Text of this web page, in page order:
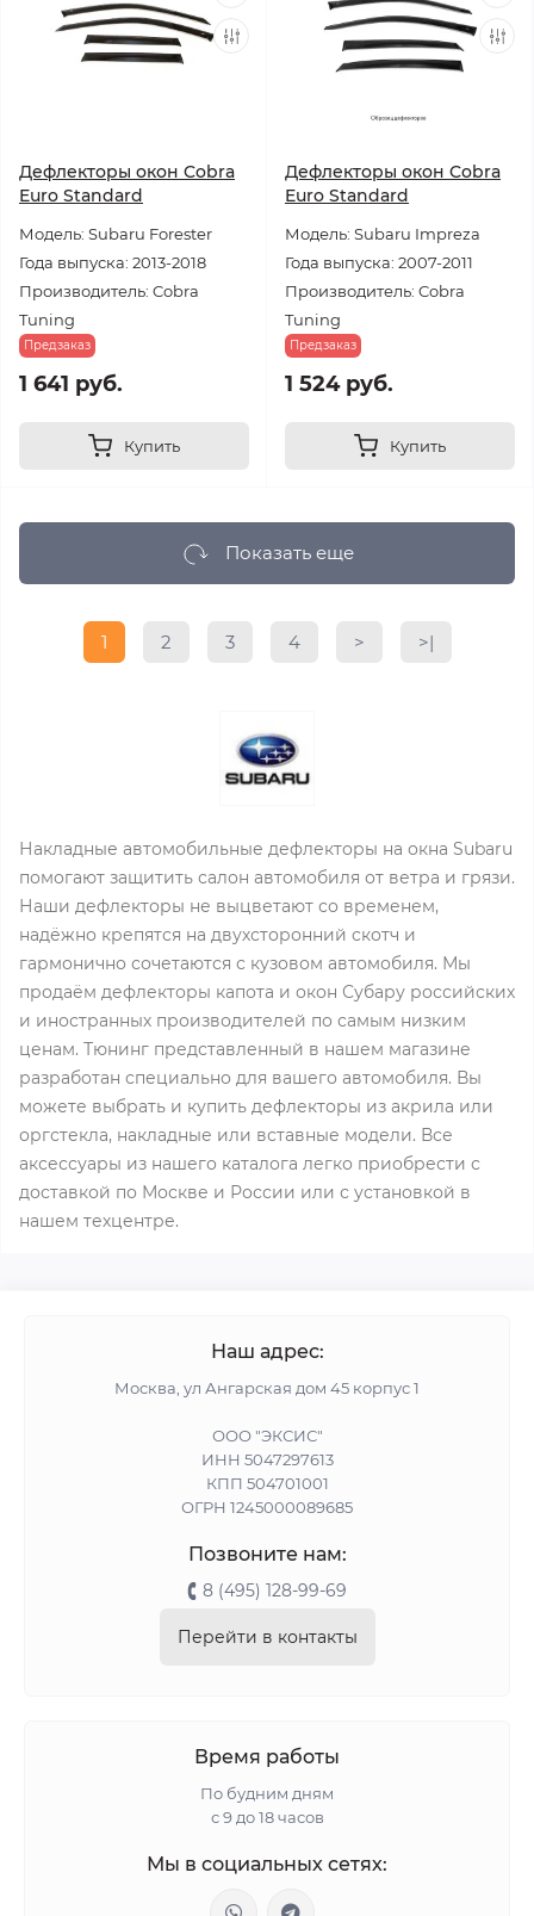
Дефлекторы окон Cobra
Euro Standard
Модель: Subaru Forester
Года выпуска: 2013-2018
Производитель: Cobra
Tuning
Предзаказ
1 641 руб.
Купить
Дефлекторы окон Cobra
Euro Standard
Модель: Subaru Impreza
Года выпуска: 2007-2011
Производитель: Cobra
Tuning
Предзаказ
1 524 руб.
Купить
Показать еще
1 2 3 4 > >|
Накладные автомобильные дефлекторы на окна Subaru
помогают защитить салон автомобиля от ветра и грязи.
Наши дефлекторы не выцветают со временем,
надёжно крепятся на двухсторонний скотч и
гармонично сочетаются с кузовом автомобиля. Мы
продаём дефлекторы капота и окон Субару российских
и иностранных производителей по самым низким
ценам. Тюнинг представленный в нашем магазине
разработан специально для вашего автомобиля. Вы
можете выбрать и купить дефлекторы из акрила или
оргстекла, накладные или вставные модели. Все
аксессуары из нашего каталога легко приобрести с
доставкой по Москве и России или с установкой в
нашем техцентре.
Наш адрес:
Москва, ул Ангарская дом 45 корпус 1
ООО "ЭКСИС"
ИНН 5047297613
КПП 504701001
ОГРН 1245000089685
Позвоните нам:
8 (495) 128-99-69
Перейти в контакты
Время работы
По будним дням
с 9 до 18 часов
Мы в социальных сетях: